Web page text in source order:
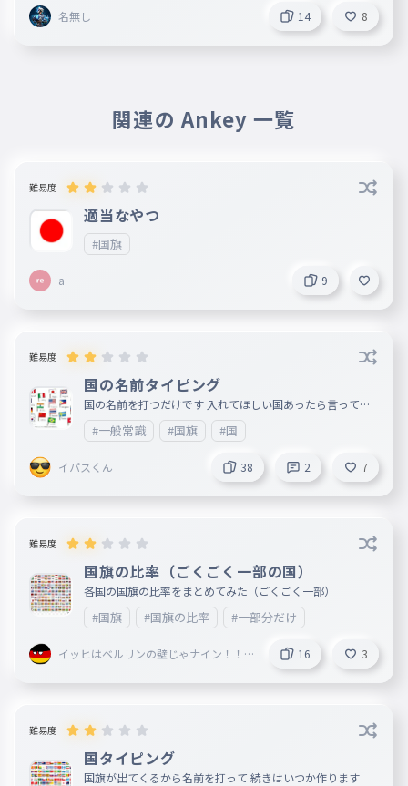
名無し 14 8
関連の Ankey 一覧
難易度
適当なやつ
#国旗
a 9
難易度
国の名前タイピング
国の名前を打つだけです 入れてほしい国あったら言って〜
！ ※国名が間違っているときがあります その時はコメン
トで教えてください
#一般常識 #国旗 #国
イパスくん 38 2 7
難易度
国旗の比率（ごくごく一部の国）
各国の国旗の比率をまとめてみた（ごくごく一部）
#国旗 #国旗の比率 #一部分だけ
イッヒはベルリンの壁じゃナイン！！
16 3
難易度
国タイピング
国旗が出てくるから名前を打って 続きはいつか作ります